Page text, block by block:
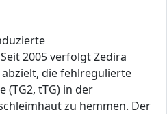
2005 verfolgt Zedira
die fehlregulierte
(TG2, tTG) in der
zu hemmen. Der